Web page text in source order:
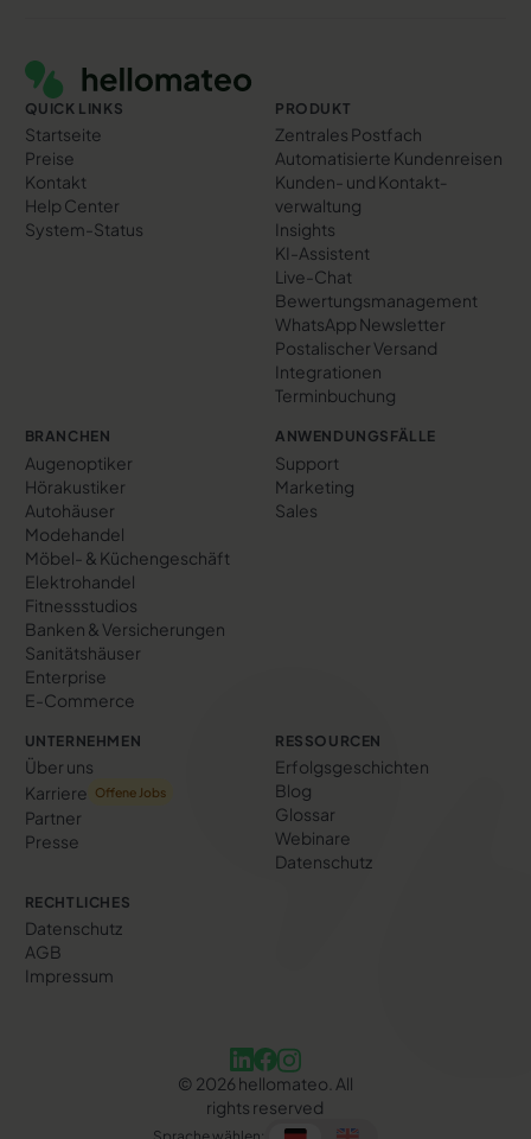
QUICK LINKS
Startseite
Preise
Kontakt
Help Center
System-Status
PRODUKT
Zentrales Postfach
Automatisierte Kundenreisen
Kunden- und Kontakt­
verwaltung
Insights
KI-Assistent
Live-Chat
Bewertungs­management
WhatsApp Newsletter
Postalischer Versand
Integrationen
Terminbuchung
BRANCHEN
Augenoptiker
Hörakustiker
Autohäuser
Modehandel
Möbel- & Küchengeschäft
Elektrohandel
Fitnessstudios
Banken & Versicherungen
Sanitätshäuser
Enterprise
E-Commerce
ANWENDUNGSFÄLLE
Support
Marketing
Sales
UNTERNEHMEN
Über uns
Karriere
Offene Jobs
Partner
Presse
RESSOURCEN
Erfolgs­geschichten
Blog
Glossar
Webinare
Datenschutz
RECHTLICHES
Datenschutz
AGB
Impressum
© 2026 hellomateo. All
rights reserved